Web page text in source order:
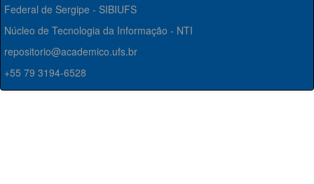
Federal de Sergipe - SIBIUFS
Núcleo de Tecnologia da Informação - NTI
repositorio@academico.ufs.br
+55 79 3194-6528